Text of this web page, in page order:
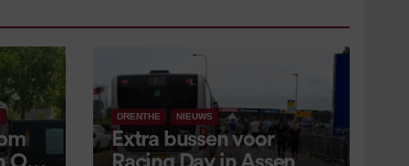
DRENTHE NIEUWS
Extra bussen voor